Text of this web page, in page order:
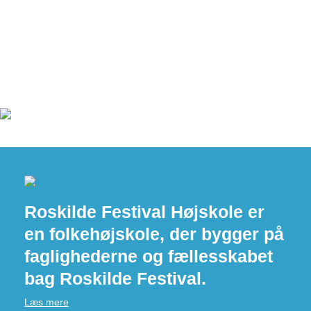
Roskilde Festival Højskole er
en folkehøjskole, der bygger på
faglighederne og fællesskabet
bag Roskilde Festival.
Læs mere